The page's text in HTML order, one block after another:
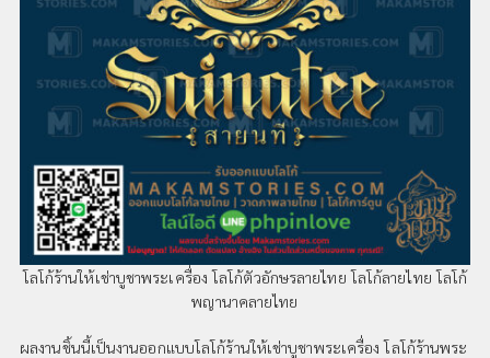
โลโก้ร้านให้เช่าบูชาพระเครื่อง โลโก้ตัวอักษรลายไทย โลโก้ลายไทย โลโก้
พญานาคลายไทย
ผลงานชิ้นนี้เป็นงานออกแบบโลโก้ร้านให้เช่าบูชาพระเครื่อง โลโก้ร้านพระ